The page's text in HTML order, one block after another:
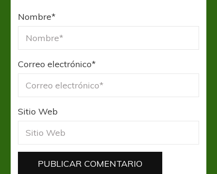
Nombre*
Correo electrónico*
Sitio Web